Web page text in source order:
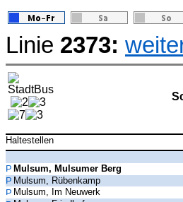
Linie 2373:
Haltestellen
Mulsum, Mulsumer Berg
Mulsum, Rübenkamp
Mulsum, Im Neuwerk